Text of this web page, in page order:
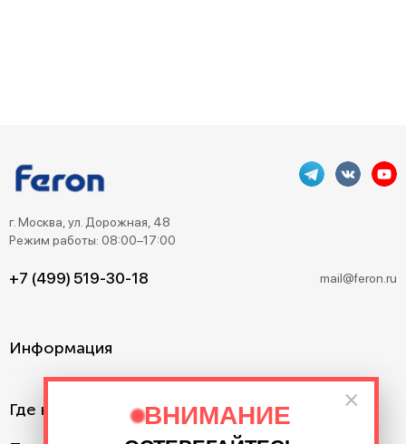
×
ВНИМАНИЕ
г. Москва, ул. Дорожная, 48
Режим работы: 08:00–17:00
+7 (499) 519-30-18 mail@feron.ru
Информация
Где купить?